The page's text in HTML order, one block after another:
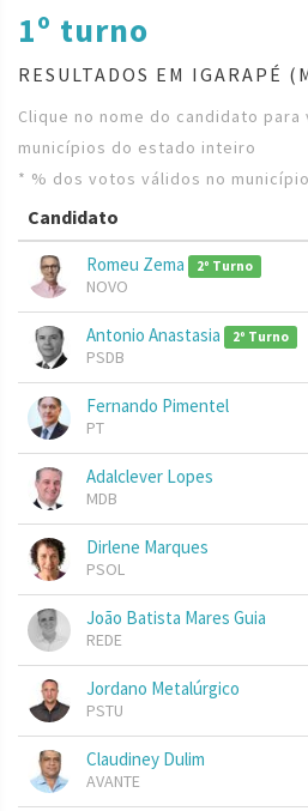
1º turno
RESULTADOS EM IGARAPÉ
Clique no nome do candidato
municípios do estado inteiro
* % dos votos válidos no município
Candidato
Romeu Zema 2º Turno
NOVO
Antonio Anastasia 2º Turno
PSDB
Fernando Pimentel
PT
Adalclever Lopes
MDB
Dirlene Marques
PSOL
João Batista Mares Guia
REDE
Jordano Metalúrgico
PSTU
Claudiney Dulim
AVANTE